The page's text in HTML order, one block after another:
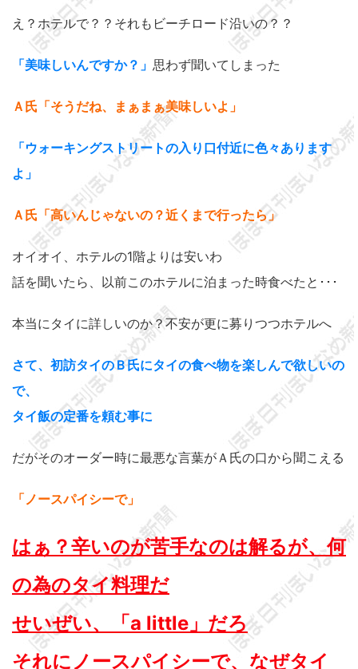
え？ホテルで？？それもビーチロード沿いの？？
「美味しいんですか？」 思わず聞いてしまった
Ａ氏「そうだね、まぁまぁ美味しいよ」
「ウォーキングストリートの入り口付近に色々あります
よ」
Ａ氏「高いんじゃないの？近くまで行ったら」
オイオイ、ホテルの1階よりは安いわ
話を聞いたら、以前このホテルに泊まった時食べたと･･･
本当にタイに詳しいのか？不安が更に募りつつホテルへ
さて、初訪タイのＢ氏にタイの食べ物を楽しんで欲しいの
で、
タイ飯の定番を頼む事に
だがそのオーダー時に最悪な言葉がＡ氏の口から聞こえる
「ノースパイシーで」
はぁ？辛いのが苦手なのは解るが、何
の為のタイ料理だ
せいぜい、「a little」だろ
それにノースパイシーで、なぜタイ